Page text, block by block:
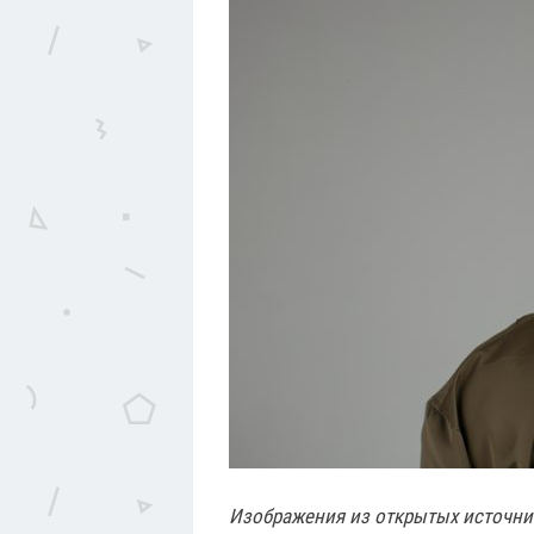
Изображения из открытых